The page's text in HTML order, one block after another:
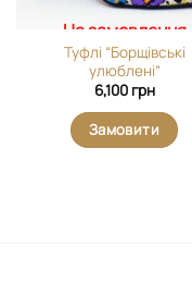
На замовлення
Туфлі “Борщівські
улюблені”
6,100 грн
Замовити